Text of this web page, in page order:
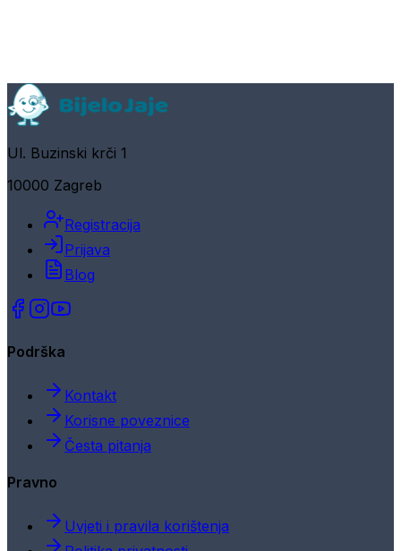
Ul. Buzinski krči 1
10000 Zagreb
Registracija
Prijava
Blog
Podrška
Kontakt
Korisne poveznice
Česta pitanja
Pravno
Uvjeti i pravila korištenja